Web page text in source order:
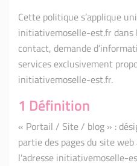
Cette politique s’applique
initiativemoselle-est.fr dans
contact, demande
services exclusivement
initiativemoselle-est.fr.
1 Définition
« Portail / Site / blog » :
partie des pages du site
l'adresse initiativemoselle-